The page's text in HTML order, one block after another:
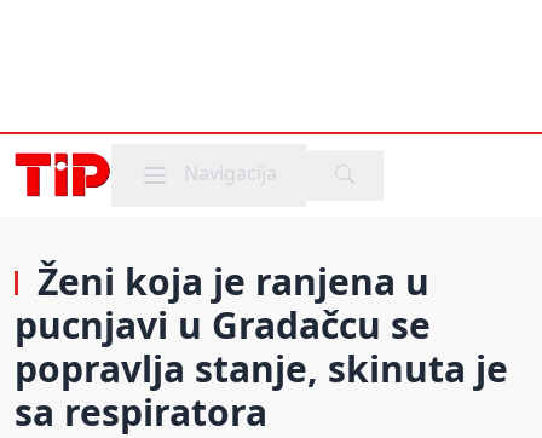
Mobile menu
Navigacija
Ženi koja je ranjena u
pucnjavi u Gradačcu se
popravlja stanje, skinuta je
sa respiratora